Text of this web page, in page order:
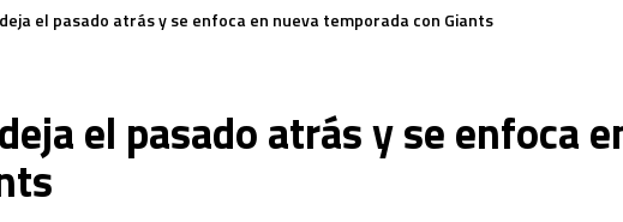
el pasado atrás y se enfoca en nueva temporada con Giants
el pasado atrás y se enfoca